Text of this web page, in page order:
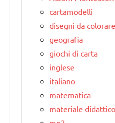
cartamodelli
disegni da colorare
geografia
giochi di carta
inglese
italiano
matematica
materiale didattico